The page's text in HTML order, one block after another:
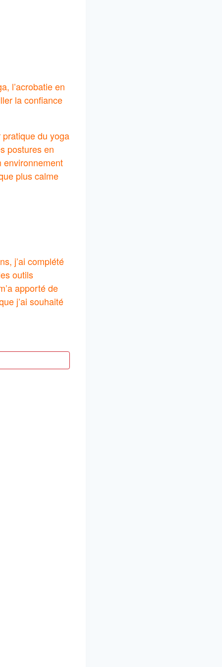
l’acrobatie en
la confiance
pratique du yoga
postures en
environnement
plus calme
j’ai complété
outils
apporté de
j’ai souhaité